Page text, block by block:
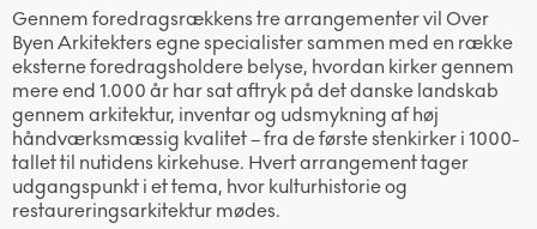
Gennem foredragsrækkens tre arrangementer vil Over
Byen Arkitekters egne specialister sammen med en række
eksterne foredragsholdere belyse, hvordan kirker gennem
mere end 1.000 år har sat aftryk på det danske landskab
gennem arkitektur, inventar og udsmykning af høj
håndværksmæssig kvalitet – fra de første stenkirker i 1000-
tallet til nutidens kirkehuse. Hvert arrangement tager
udgangspunkt i et tema, hvor kulturhistorie og
restaureringsarkitektur mødes.